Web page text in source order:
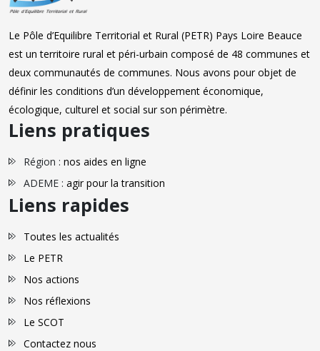
Le Pôle d’Equilibre Territorial et Rural (PETR) Pays Loire Beauce
est un territoire rural et péri-urbain composé de 48 communes et
deux communautés de communes. Nous avons pour objet de
définir les conditions d’un développement économique,
écologique, culturel et social sur son périmètre.
Liens pratiques
Région : nos aides en ligne
ADEME : agir pour la transition
Liens rapides
Toutes les actualités
Le PETR
Nos actions
Nos réflexions
Le SCOT
Contactez nous